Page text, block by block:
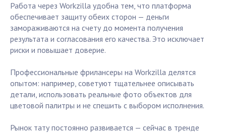
Работа через Workzilla удобна тем, что платформа
обеспечивает защиту обеих сторон — деньги
замораживаются на счету до момента получения
результата и согласования его качества. Это исключает
риски и повышает доверие.
Профессиональные фрилансеры на Workzilla делятся
опытом: например, советуют тщательнее описывать
детали, использовать реальные фото объектов для
цветовой палитры и не спешить с выбором исполнения.
Рынок тату постоянно развивается — сейчас в тренде